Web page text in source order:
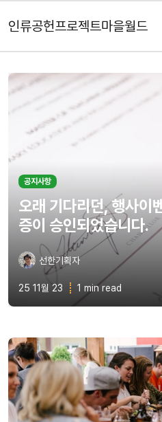
인류공헌프로젝트마을월드
공지사항
오래 기다리던, 행사이
증이 승인되었습니다.
선한기획자
25 11월 23 1 min read